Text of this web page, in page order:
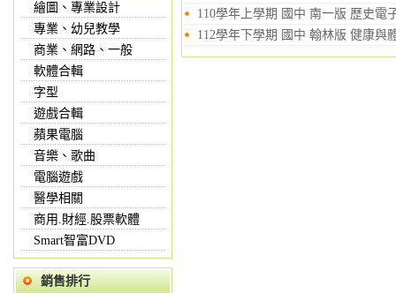
繪圖、專業設計
專業、幼兒教學
商業、網路、一般
軟體合輯
字型
遊戲合輯
蘋果電腦
音樂、歌曲
電腦遊戲
醫學相關
商用.財經.股票軟體
Smart智富DVD
銷售排行
110學年上學期 國中 南一版 歷史電
112學年下學期 國中 翰林版 健康與